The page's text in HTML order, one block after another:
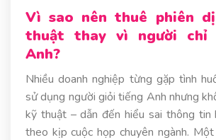
Vì sao nên thuê phiên
thuật thay vì người chỉ
Anh?
Nhiều doanh nghiệp từng gặp tình
sử dụng người giỏi tiếng Anh nhưng
kỹ thuật – dẫn đến hiểu sai thông tin
theo kịp cuộc họp chuyên ngành. Một